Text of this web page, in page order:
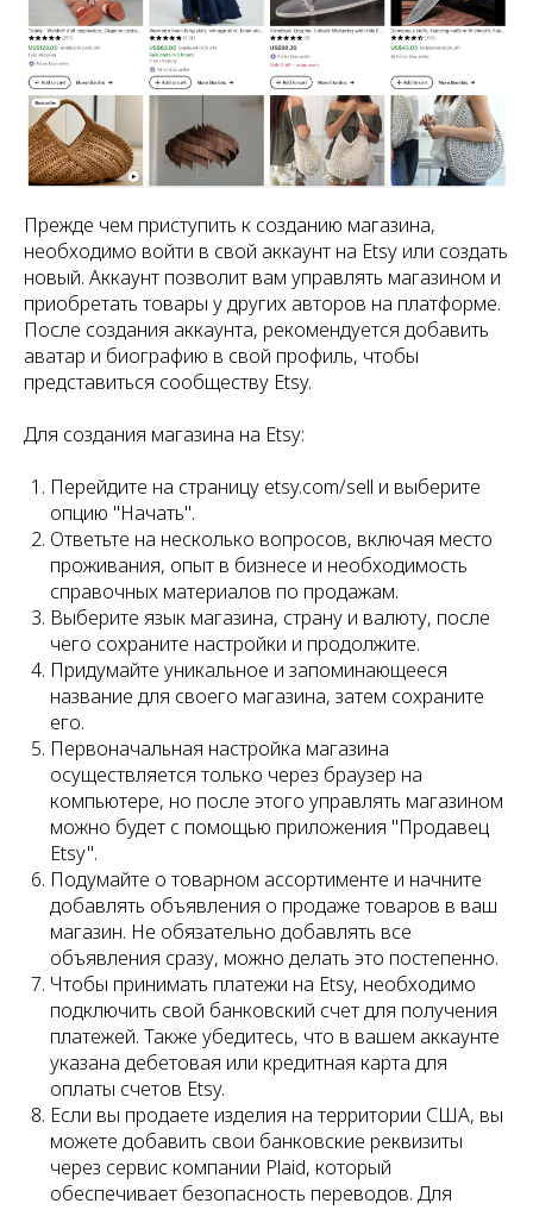
Прежде чем приступить к созданию магазина,
необходимо войти в свой аккаунт на Etsy или создать
новый. Аккаунт позволит вам управлять магазином и
приобретать товары у других авторов на платформе.
После создания аккаунта, рекомендуется добавить
аватар и биографию в свой профиль, чтобы
представиться сообществу Etsy.
Для создания магазина на Etsy:
Перейдите на страницу etsy.com/sell и выберите
опцию "Начать".
Ответьте на несколько вопросов, включая место
проживания, опыт в бизнесе и необходимость
справочных материалов по продажам.
Выберите язык магазина, страну и валюту, после
чего сохраните настройки и продолжите.
Придумайте уникальное и запоминающееся
название для своего магазина, затем сохраните
его.
Первоначальная настройка магазина
осуществляется только через браузер на
компьютере, но после этого управлять магазином
можно будет с помощью приложения "Продавец
Etsy".
Подумайте о товарном ассортименте и начните
добавлять объявления о продаже товаров в ваш
магазин. Не обязательно добавлять все
объявления сразу, можно делать это постепенно.
Чтобы принимать платежи на Etsy, необходимо
подключить свой банковский счет для получения
платежей. Также убедитесь, что в вашем аккаунте
указана дебетовая или кредитная карта для
оплаты счетов Etsy.
Если вы продаете изделия на территории США, вы
можете добавить свои банковские реквизиты
через сервис компании Plaid, который
обеспечивает безопасность переводов. Для